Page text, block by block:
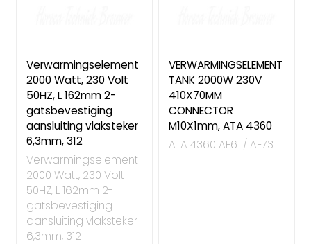
Verwarmingselement
2000 Watt, 230 Volt
50HZ, L 162mm 2-
gatsbevestiging
aansluiting vlaksteker
6,3mm, 312
Verwarmingselement
2000 Watt, 230 Volt
50HZ, L 162mm 2-
gatsbevestiging
aansluiting vlaksteker
6,3mm, 312
VERWARMINGSELEMENT
TANK 2000W 230V
410X70MM
CONNECTOR
M10X1mm, ATA 4360
ATA 4360 AF61 / AF73